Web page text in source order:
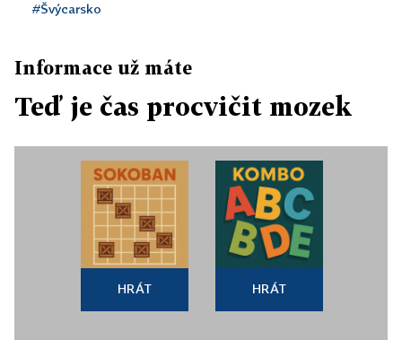
#Švýcarsko
Informace už máte
Teď je čas procvičit mozek
HRÁT HRÁT